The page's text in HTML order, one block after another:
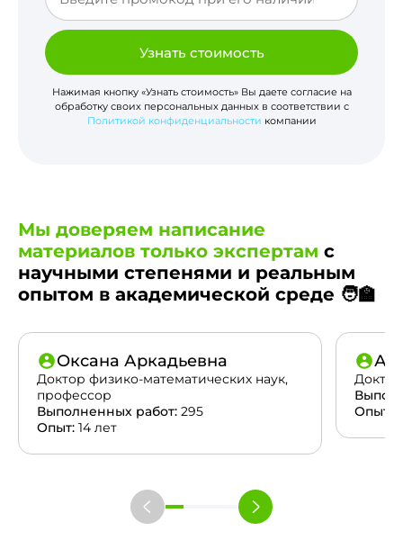
Узнать стоимость
Нажимая кнопку «Узнать стоимость» Вы даете согласие на
обработку своих персональных данных в соответствии с
Политикой конфиденциальности компании
Мы доверяем написание
материалов только экспертам с
научными степенями и реальным
опытом в академической среде 🧑‍🏫
Оксана Аркадьевна
Доктор физико-математических наук,
профессор
Выполненных работ: 295
Опыт: 14 лет
Опыт: